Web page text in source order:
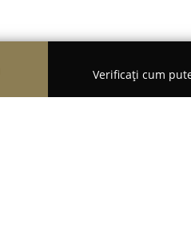
Verificați cum